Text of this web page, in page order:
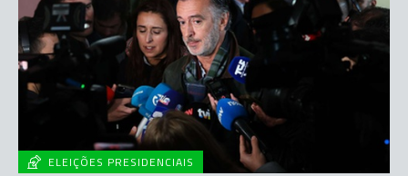
ELEIÇÕES PRESIDENCIAIS